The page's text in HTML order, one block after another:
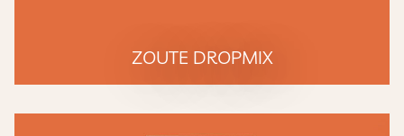
ZOUTE DROPMIX